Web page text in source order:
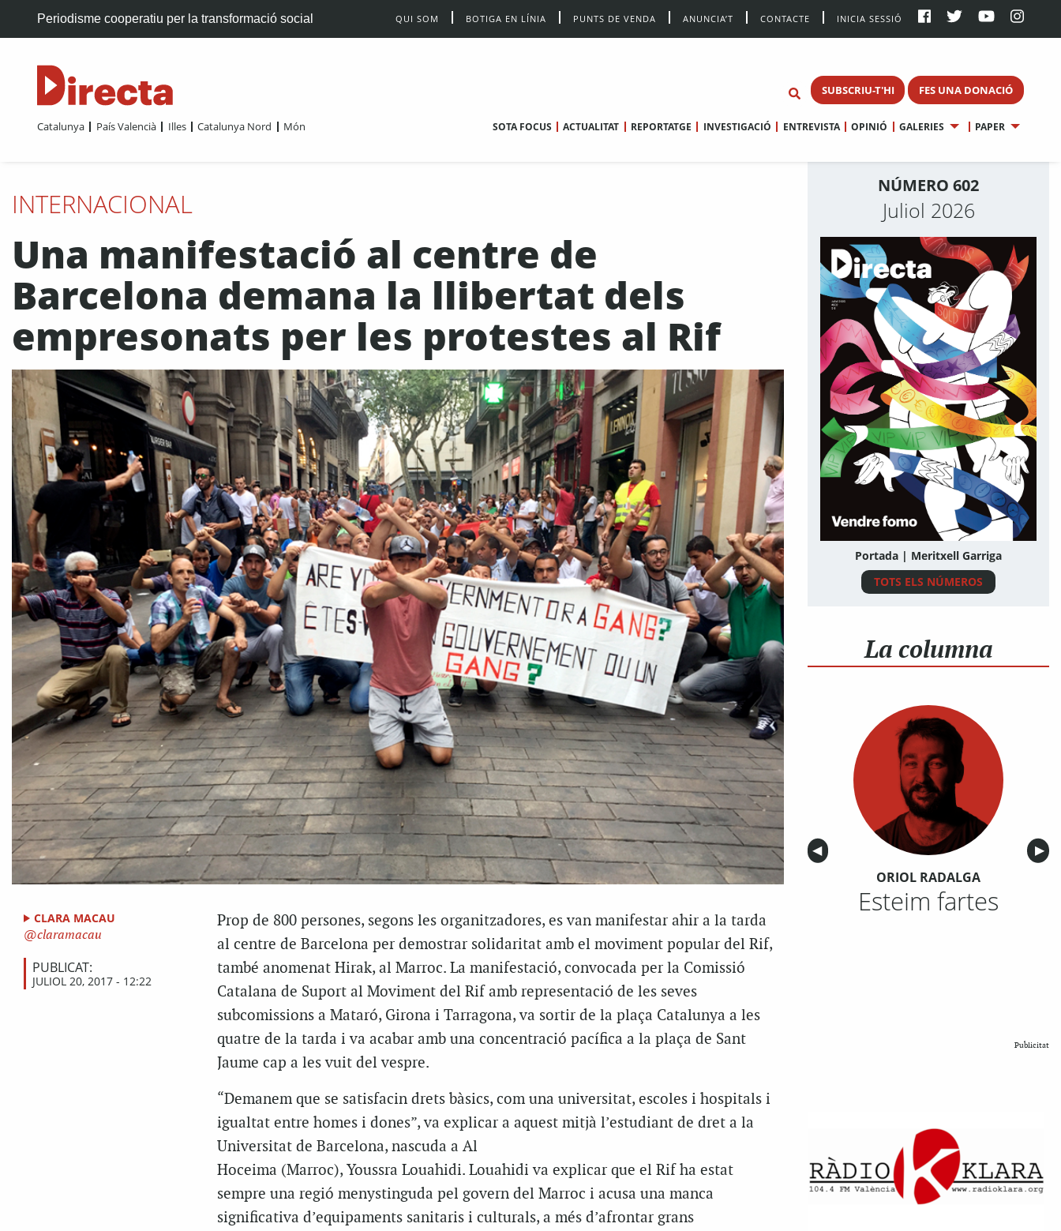
Periodisme cooperatiu per la transformació social QUI SOM BOTIGA EN LÍNIA PUNTS DE VENDA ANUNCIA’T CONTACTE INICIA SESSIÓ
SUBSCRIU-T'HI FES UNA DONACIÓ
Catalunya País Valencià Illes Catalunya Nord Món SOTA FOCUS ACTUALITAT REPORTATGE INVESTIGACIÓ ENTREVISTA OPINIÓ GALERIES PAPER
INTERNACIONAL
Una manifestació al centre de
Barcelona demana la llibertat dels
empresonats per les protestes al Rif
CLARA MACAU
claramacau
PUBLICAT:
JULIOL 20, 2017 - 12:22
Prop de 800 persones, segons les organitzadores, es van manifestar ahir a la tarda
al centre de Barcelona per demostrar solidaritat amb el moviment popular del Rif,
també anomenat Hirak, al Marroc. La manifestació, convocada per la Comissió
Catalana de Suport al Moviment del Rif amb representació de les seves
subcomissions a Mataró, Girona i Tarragona, va sortir de la plaça Catalunya a les
quatre de la tarda i va acabar amb una concentració pacífica a la plaça de Sant
Jaume cap a les vuit del vespre.
“Demanem que se satisfacin drets bàsics, com una universitat, escoles i hospitals i
igualtat entre homes i dones”, va explicar a aquest mitjà l’estudiant de dret a la
Universitat de Barcelona, nascuda a Al
Hoceima (Marroc), Youssra Louahidi. Louahidi va explicar que el Rif ha estat
sempre una regió menystinguda pel govern del Marroc i acusa una manca
significativa d’equipaments sanitaris i culturals, a més d’afrontar grans
NÚMERO 602
Juliol 2026
Portada | Meritxell Garriga
TOTS ELS NÚMEROS
La columna
Anterior
◀︎ ▶︎
ORIOL RADALGA
Esteim fartes
Publicitat